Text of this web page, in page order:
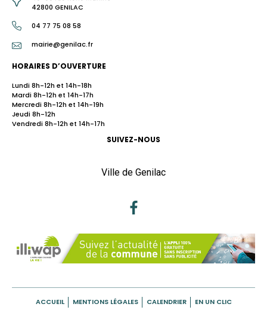
42800 GENILAC
04 77 75 08 58
mairie@genilac.fr
HORAIRES D’OUVERTURE
Lundi 8h-12h et 14h-18h
Mardi 8h-12h et 14h-17h
Mercredi 8h-12h et 14h-19h
Jeudi 8h-12h
Vendredi 8h-12h et 14h-17h
SUIVEZ-NOUS
Ville de Genilac
ACCUEIL MENTIONS LÉGALES CALENDRIER EN UN CLIC